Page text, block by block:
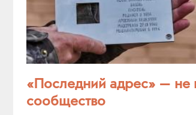
«Последний адрес» — не
сообщество